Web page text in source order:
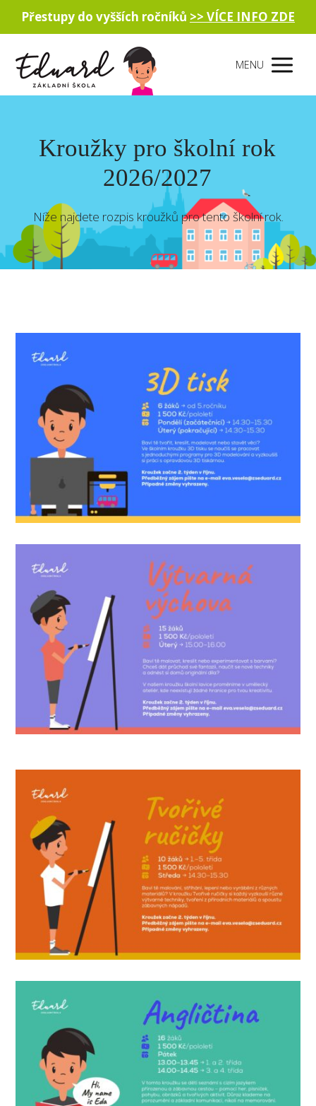
Přestupy do vyšších ročníků >> VÍCE INFO ZDE
MENU
Kroužky pro školní rok
2026/2027
Níže najdete rozpis kroužků pro tento školní rok.